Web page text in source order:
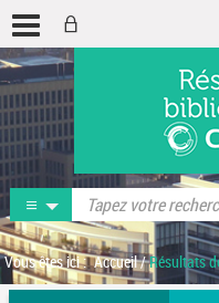
Vous êtes ici : Accueil/Résultats